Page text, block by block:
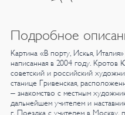
Подробное
Картина «В порту, Искья,
написанная в 2004 году. Кротов
советский и российский
станице Гривенская,
– знакомство с местным
дальнейшем учителем и
г. Поездка с учителем в